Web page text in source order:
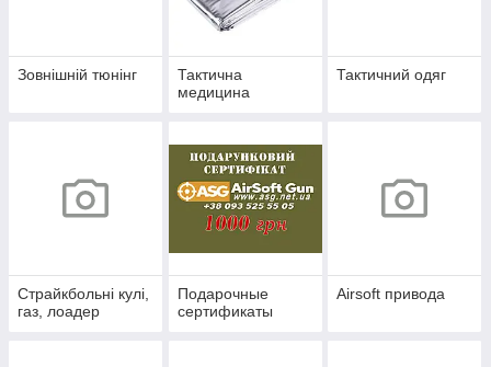
Зовнішній тюнінг
Тактична
медицина
Тактичний одяг
Страйкбольні кулі,
газ, лоадер
Подарочные
сертификаты
Airsoft привода